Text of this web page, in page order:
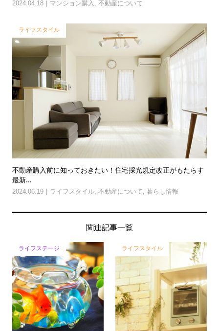
2024.04.18 マンション購入 不動産について
ライフスタイル
不動産購入前に知っておきたい！住宅採光規定改正がもたらす
最新...
2024.06.19 ライフスタイル, 不動産について, 暮らし情報
関連記事一覧
ライフステージ ライフスタイル